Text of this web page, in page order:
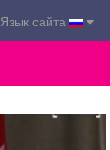
Язык сайта